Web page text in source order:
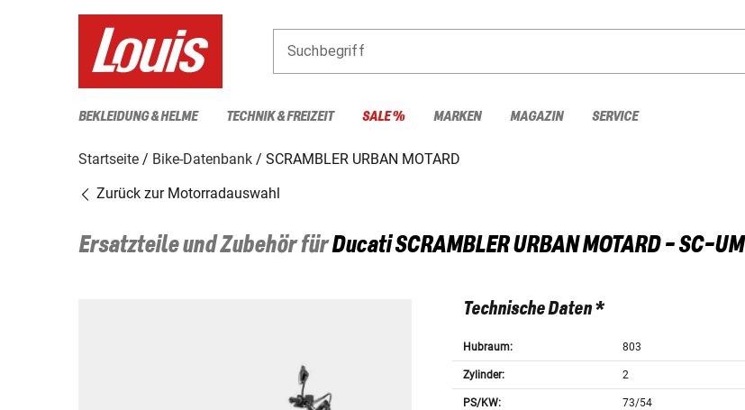
Suchbegriff
BEKLEIDUNG & HELME TECHNIK & FREIZEIT SALE % MARKEN MAGAZIN SERVICE
Startseite Bike-Datenbank
SCRAMBLER URBAN MOTARD
Zurück zur Motorradauswahl
Ersatzteile und Zubehör fürDucatiSCRAMBLER URBAN MOTARD - SC-UM
Technische Daten *
Hubraum: 803
Zylinder: 2
PS/KW: 73/54